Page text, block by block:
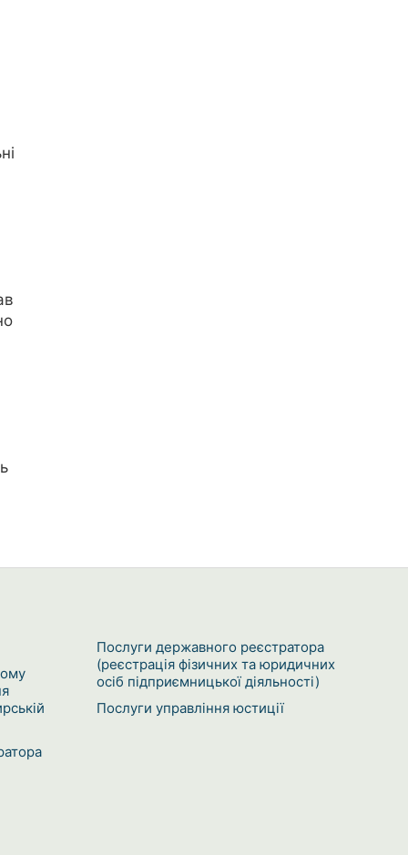
Послуги державного реєстратора
(реєстрація фізичних та юридичних
осіб підприємницької діяльності)
Послуги управління юстиції